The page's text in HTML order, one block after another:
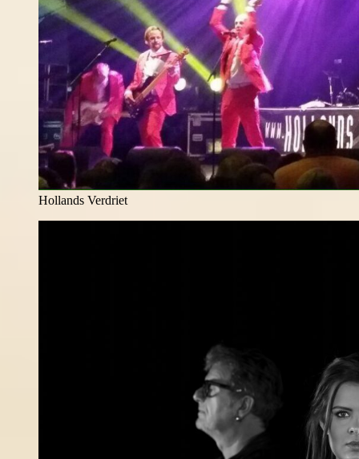
Hollands Verdriet